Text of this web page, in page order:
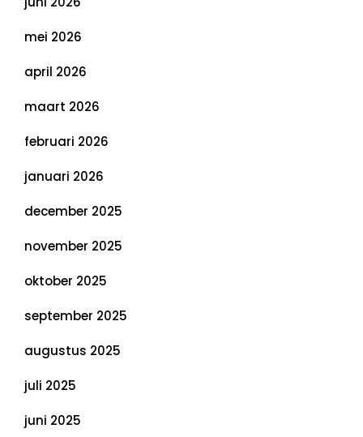
mei 2026
april 2026
maart 2026
februari 2026
januari 2026
december 2025
november 2025
oktober 2025
september 2025
augustus 2025
juli 2025
juni 2025